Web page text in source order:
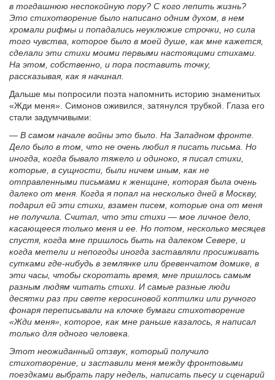
в тогдашнюю неспокойную пору? С кого лепить жизнь?
Это стихотворение было написано одним духом, в нем
хромали рифмы и попадались неуклюжие строчки, но сила
того чувства, которое было в моей душе, как мне кажется,
сделали эти стихи моими первыми настоящими стихами.
На этом, собственно, и пора поставить точку,
рассказывая, как я начинал.
Дальше мы попросили поэта напомнить историю знаменитых
«Жди меня». Симонов оживился, затянулся трубкой. Глаза его
стали задумчивыми:
— В самом начале войны это было. На Западном фронте.
Дело было в том, что не очень любил я писать письма. Но
иногда, когда бывало тяжело и одиноко, я писал стихи,
которые, в сущности, были ничем иным, как не
отправленными письмами к женщине, которая была очень
далеко от меня. Когда я попал на несколько дней в Москву,
подарил ей эти стихи, взамен писем, которые она от меня
не получила. Считал, что эти стихи — мое личное дело,
касающееся только меня и ее. Но потом, несколько месяцев
спустя, когда мне пришлось быть на далеком Севере, и
когда метели и непогоды иногда заставляли просиживать
сутками где-нибудь в землянке или бревенчатом домике, в
эти часы, чтобы скоротать время, мне пришлось самым
разным людям читать стихи. И самые разные люди
десятки раз при свете керосиновой коптилки или ручного
фонаря переписывали на клочке бумаги стихотворение
«Жди меня», которое, как мне раньше казалось, я написал
только для одного человека.
Этот неожиданный отзвук, который получило
стихотворение, и заставили меня между фронтовыми
поездками выбрать пару недель, написать пьесу и сценарий